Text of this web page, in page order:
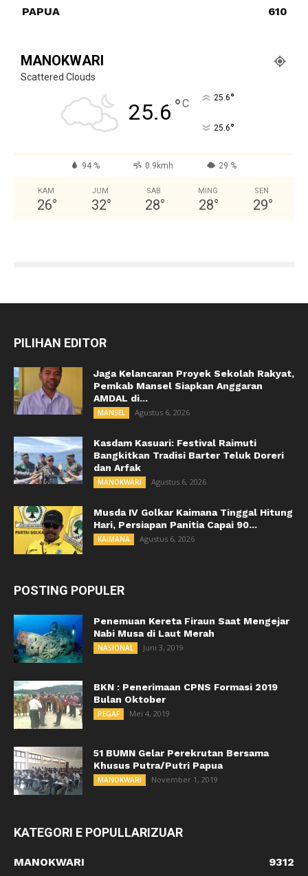
PAPUA
610
MANOKWARI
Scattered Clouds
25.6 °C 25.6°
25.6°
94 % 0.9kmh 29 %
KAM
26°
JUM
32°
SAB
28°
MING
28°
SEN
29°
PILIHAN EDITOR
Jaga Kelancaran Proyek Sekolah Rakyat,
Pemkab Mansel Siapkan Anggaran
AMDAL di...
MANSEL Agustus 6, 2026
Kasdam Kasuari: Festival Raimuti
Bangkitkan Tradisi Barter Teluk Doreri
dan Arfak
MANOKWARI Agustus 6, 2026
Musda IV Golkar Kaimana Tinggal Hitung
Hari, Persiapan Panitia Capai 90...
KAIMANA Agustus 6, 2026
POSTING POPULER
Penemuan Kereta Firaun Saat Mengejar
Nabi Musa di Laut Merah
NASIONAL Juni 3, 2019
BKN : Penerimaan CPNS Formasi 2019
Bulan Oktober
PEGAF Mei 4, 2019
51 BUMN Gelar Perekrutan Bersama
Khusus Putra/Putri Papua
MANOKWARI November 1, 2019
KATEGORI E POPULLARIZUAR
MANOKWARI
9312